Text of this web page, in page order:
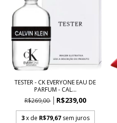
TESTER - CK EVERYONE EAU DE
PARFUM - CAL...
R$269,00
R$239,00
3 x de R$79,67 sem juros